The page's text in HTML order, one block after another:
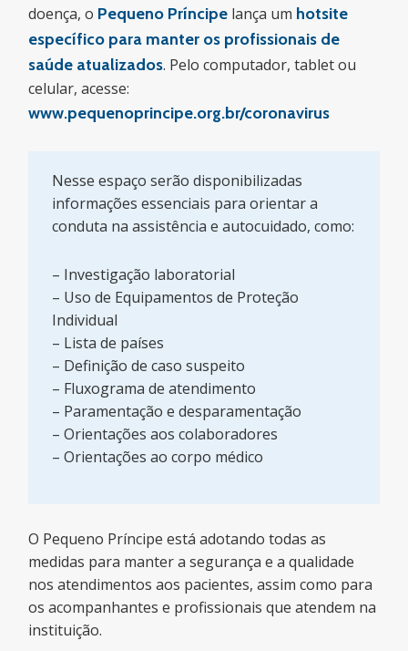
doença, o Pequeno Príncipe lança um hotsite
específico para manter os profissionais de
saúde atualizados. Pelo computador, tablet ou
celular, acesse:
www.pequenoprincipe.org.br/coronavirus
Nesse espaço serão disponibilizadas
informações essenciais para orientar a
conduta na assistência e autocuidado, como:
– Investigação laboratorial
– Uso de Equipamentos de Proteção
Individual
– Lista de países
– Definição de caso suspeito
– Fluxograma de atendimento
– Paramentação e desparamentação
– Orientações aos colaboradores
– Orientações ao corpo médico
O Pequeno Príncipe está adotando todas as
medidas para manter a segurança e a qualidade
nos atendimentos aos pacientes, assim como para
os acompanhantes e profissionais que atendem na
instituição.